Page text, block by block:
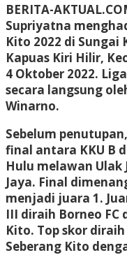
BERITA-
Supriyatna
Kito 2022 di Sungai
Kapuas Kiri Hilir,
4 Oktober 2022.
secara langsung
Winarno.
Sebelum
final antara KKU B
Hulu melawan Ulak
Jaya. Final
menjadi juara 1.
III diraih Borneo FC
Kito. Top skor
Seberang Kito